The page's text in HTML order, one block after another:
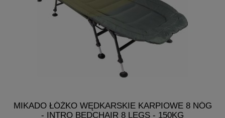
MIKADO ŁÓŻKO WĘDKARSKIE KARPIOWE 8 NÓG
- INTRO BEDCHAIR 8 LEGS - 150KG